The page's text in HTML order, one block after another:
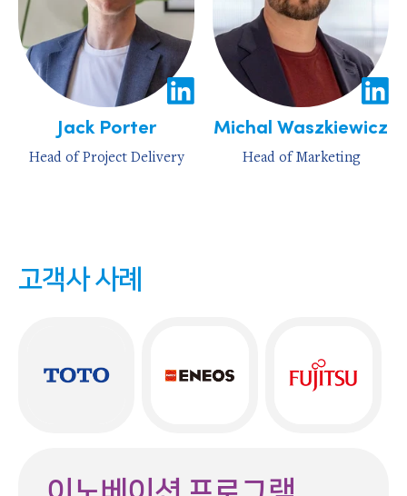
Jack Porter
Head of Project Delivery
Michal Waszkiewicz
Head of Marketing
고객사 사례